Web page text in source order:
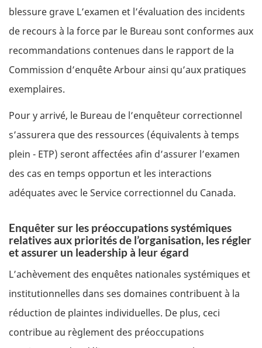
blessure grave L’examen et l’évaluation des incidents
de recours à la force par le Bureau sont conformes aux
recommandations contenues dans le rapport de la
Commission d’enquête Arbour ainsi qu’aux pratiques
exemplaires.
Pour y arrivé, le Bureau de l’enquêteur correctionnel
s’assurera que des ressources (équivalents à temps
plein - ETP) seront affectées afin d’assurer l’examen
des cas en temps opportun et les interactions
adéquates avec le Service correctionnel du Canada.
Enquêter sur les préoccupations systémiques
relatives aux priorités de l’organisation, les régler
et assurer un leadership à leur égard
L’achèvement des enquêtes nationales systémiques et
institutionnelles dans ses domaines contribuent à la
réduction de plaintes individuelles. De plus, ceci
contribue au règlement des préoccupations